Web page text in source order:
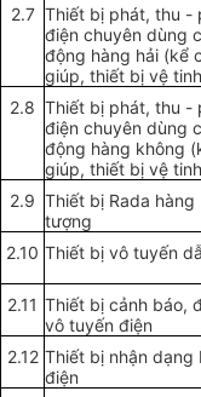
2.7 Thiết bị phát,thu -
điện chuyên dùng
động hàng hải (kể
giúp, thiết bị vệ
2.8 Thiết bị phát,thu -
điện chuyên dùng
động hàng không
giúp, thiết bị vệ
2.9 Thiết bị Rada hàng
tượng
2.10 Thiết bịvô tuyến d
2.11 Thiết bị cảnh báo,
vô tuyếnđiện
2.12 Thiết bị nhận dạng
điện